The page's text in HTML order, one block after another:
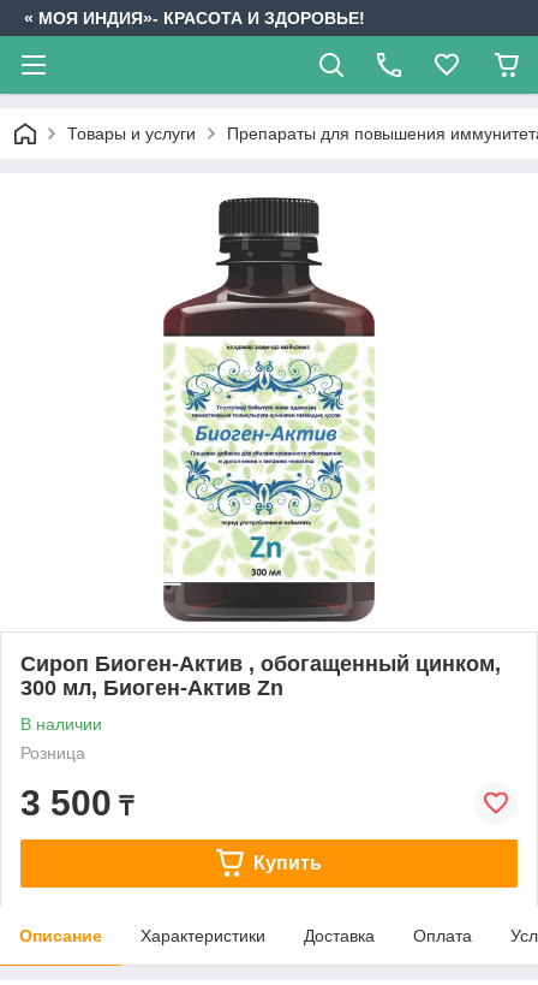
« МОЯ ИНДИЯ»- КРАСОТА И ЗДОРОВЬЕ!
Товары и услуги Препараты для повышения
Сироп Биоген-Актив , обогащенный цинком,
300 мл, Биоген-Актив Zn
В наличии
Розница
3 500 ₸
Купить
Описание Характеристики Доставка Оплата